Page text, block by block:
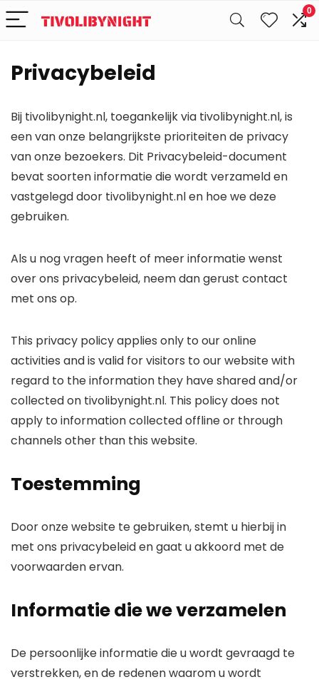
0
Privacybeleid
Bij tivolibynight.nl, toegankelijk via tivolibynight.nl, is
een van onze belangrijkste prioriteiten de privacy
van onze bezoekers. Dit Privacybeleid-document
bevat soorten informatie die wordt verzameld en
vastgelegd door tivolibynight.nl en hoe we deze
gebruiken.
Als u nog vragen heeft of meer informatie wenst
over ons privacybeleid, neem dan gerust contact
met ons op.
This privacy policy applies only to our online
activities and is valid for visitors to our website with
regard to the information they have shared and/or
collected on tivolibynight.nl. This policy does not
apply to information collected offline or through
channels other than this website.
Toestemming
Door onze website te gebruiken, stemt u hierbij in
met ons privacybeleid en gaat u akkoord met de
voorwaarden ervan.
Informatie die we verzamelen
De persoonlijke informatie die u wordt gevraagd te
verstrekken, en de redenen waarom u wordt